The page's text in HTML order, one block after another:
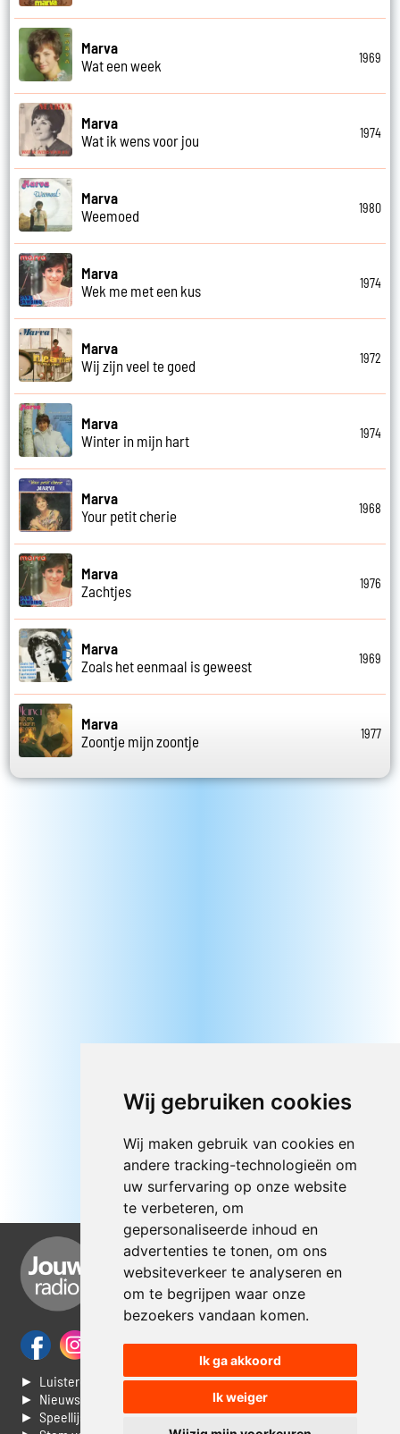
Wij gebruiken cookies
Wij maken gebruik van cookies en
andere tracking-technologieën om
uw surfervaring op onze website
te verbeteren, om
gepersonaliseerde inhoud en
advertenties te tonen, om ons
websiteverkeer te analyseren en
om te begrijpen waar onze
bezoekers vandaan komen.
Ik ga akkoord
Ik weiger
Marva
Wat een week
1969
Marva
Wat ik wens voor jou
1974
Marva
Weemoed
1980
Marva
Wek me met een kus
1974
Marva
Wij zijn veel te goed
1972
Marva
Winter in mijn hart
1974
Marva
Your petit cherie
1968
Marva
Zachtjes
1976
Marva
Zoals het eenmaal is geweest
1969
Marva
Zoontje mijn zoontje
1977
► Luisteren naar Jouwradio
► Nieuws
► Speellijst